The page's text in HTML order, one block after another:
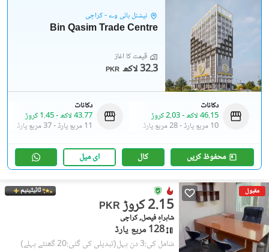
نیشنل ہائی وے - کراچی
Bin Qasim Trade Centre
قیمت کا آغاز
PKR 32.3 لاکھ
دکانات
46.15 لاکھ
-2.03 کروڑ
10 مربع یارڈ
-28 مربع یارڈ
دکانات
43.77 لاکھ
-1.45 کروڑ
11 مربع یارڈ
-37 مربع یارڈ
محفوظ کریں کال ای میل
مقبول ٹائیٹینیم
PKR 2.15 کروڑ
شاہراہِ فیصل, کراچی
128 مربع یارڈ
شامل کی:3 دن پہل (تبدیلی کی گئی:20 گھنٹے پہلے)